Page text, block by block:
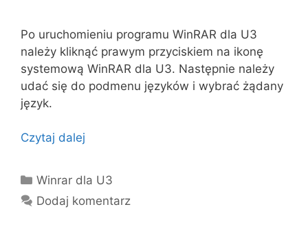
Po uruchomieniu programu WinRAR dla U3
należy kliknąć prawym przyciskiem na ikonę
systemową WinRAR dla U3. Następnie należy
udać się do podmenu języków i wybrać żądany
język.
Czytaj dalej
Kategorie
Winrar dla U3
Dodaj komentarz